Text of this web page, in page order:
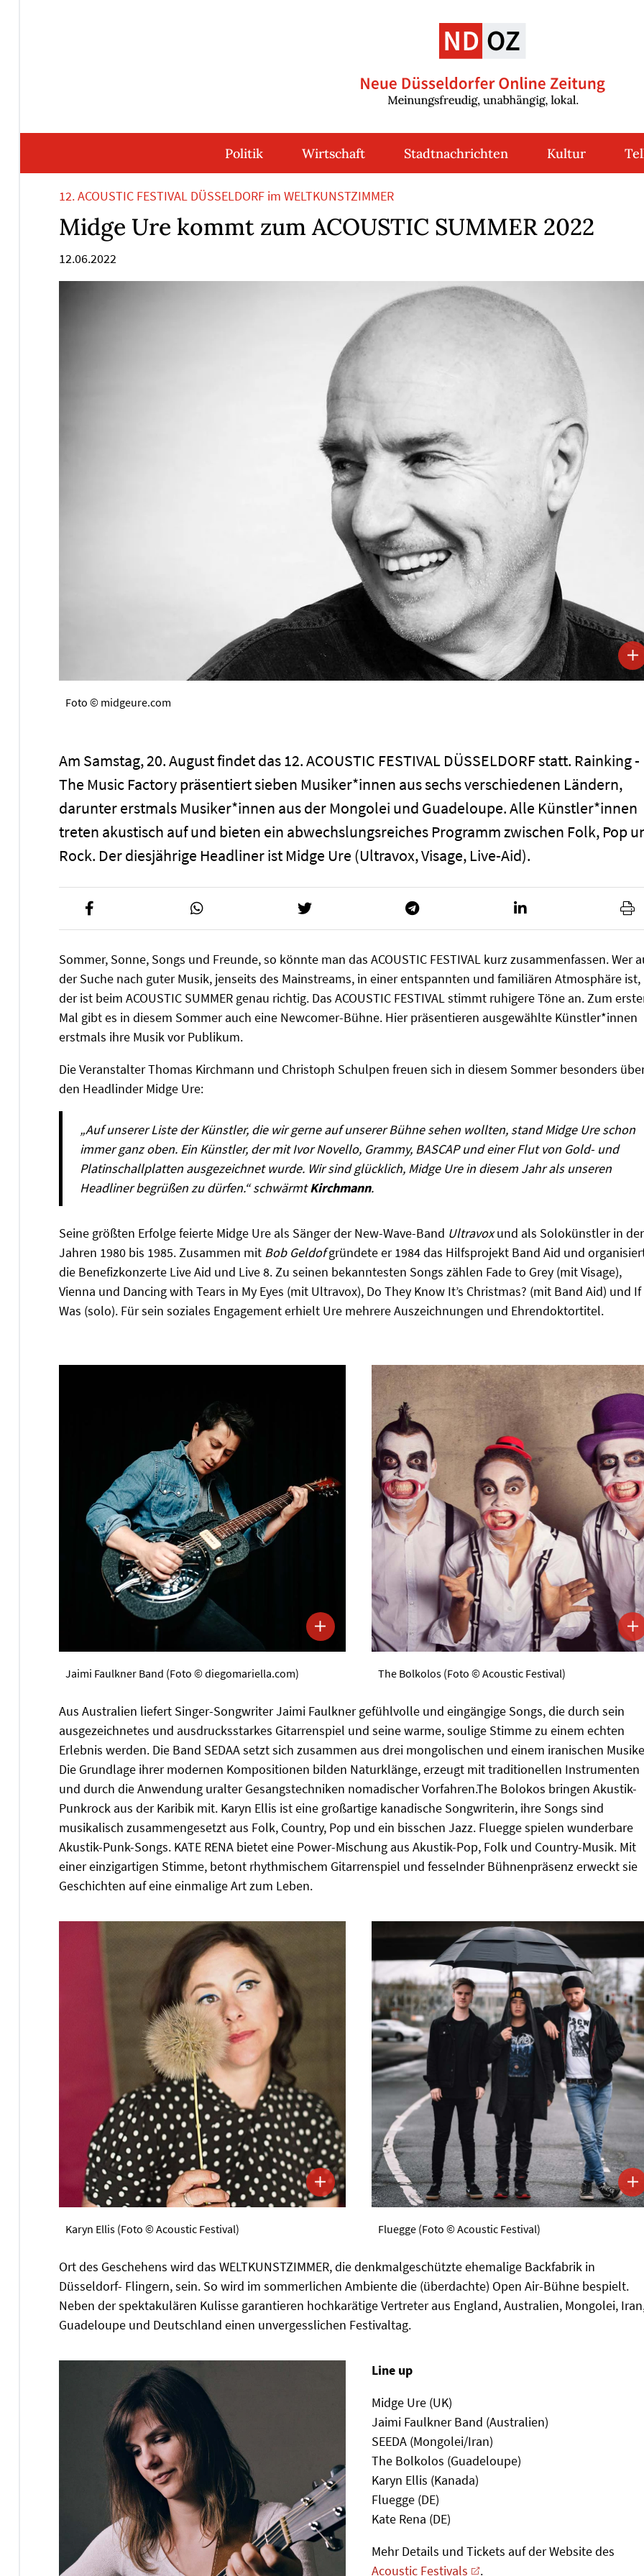
Politik Wirtschaft Stadtnachrichten Kultur
12. ACOUSTIC FESTIVAL DÜSSELDORF im WELTKUNSTZIMMER
Midge Ure kommt zum ACOUSTIC SUMMER 2022
12.06.2022
Foto © midgeure.com
Am Samstag, 20. August findet das 12. ACOUSTIC FESTIVAL DÜSSELDORF statt. Rainking -
The Music Factory präsentiert sieben Musiker*innen aus sechs verschiedenen Ländern,
darunter erstmals Musiker*innen aus der Mongolei und Guadeloupe. Alle Künstler*innen
treten akustisch auf und bieten ein abwechslungsreiches Programm zwischen Folk, Pop
Rock. Der diesjährige Headliner ist Midge Ure (Ultravox, Visage, Live-Aid).
Sommer, Sonne, Songs und Freunde, so könnte man das ACOUSTIC FESTIVAL kurz zusammenfassen. Wer
der Suche nach guter Musik, jenseits des Mainstreams, in einer entspannten und familiären Atmosphäre ist,
der ist beim ACOUSTIC SUMMER genau richtig. Das ACOUSTIC FESTIVAL stimmt ruhigere Töne an. Zum
Mal gibt es in diesem Sommer auch eine Newcomer-Bühne. Hier präsentieren ausgewählte Künstler*innen
erstmals ihre Musik vor Publikum.
Die Veranstalter Thomas Kirchmann und Christoph Schulpen freuen sich in diesem Sommer besonders
den Headlinder Midge Ure:
„Auf unserer Liste der Künstler, die wir gerne auf unserer Bühne sehen wollten, stand Midge Ure schon
immer ganz oben. Ein Künstler, der mit Ivor Novello, Grammy, BASCAP und einer Flut von Gold- und
Platinschallplatten ausgezeichnet wurde. Wir sind glücklich, Midge Ure in diesem Jahr als unseren
Headliner begrüßen zu dürfen.“ schwärmtKirchmann.
Seine größten Erfolge feierte Midge Ure als Sänger der New-Wave-Band Ultravoxund als Solokünstler in
Jahren 1980 bis 1985. Zusammen mit Bob Geldofgründete er 1984 das Hilfsprojekt Band Aid und
die Benefizkonzerte Live Aid und Live 8. Zu seinen bekanntesten Songs zählen Fade to Grey (mit Visage),
Vienna und Dancing with Tears in My Eyes (mit Ultravox), Do They Know It’s Christmas? (mit Band Aid) und If
Was (solo). Für sein soziales Engagement erhielt Ure mehrere Auszeichnungen und Ehrendoktortitel.
Jaimi Faulkner Band (Foto © diegomariella.com) The Bolkolos (Foto © Acoustic Festival)
Aus Australien liefert Singer-Songwriter Jaimi Faulkner gefühlvolle und eingängige Songs, die durch sein
ausgezeichnetes und ausdrucksstarkes Gitarrenspiel und seine warme, soulige Stimme zu einem echten
Erlebnis werden. Die Band SEDAA setzt sich zusammen aus drei mongolischen und einem iranischen
Die Grundlage ihrer modernen Kompositionen bilden Naturklänge, erzeugt mit traditionellen Instrumenten
und durch die Anwendung uralter Gesangstechniken nomadischer Vorfahren.The Bolokos bringen Akustik-
Punkrock aus der Karibik mit. Karyn Ellis ist eine großartige kanadische Songwriterin, ihre Songs sind
musikalisch zusammengesetzt aus Folk, Country, Pop und ein bisschen Jazz. Fluegge spielen wunderbare
Akustik-Punk-Songs. KATE RENA bietet eine Power-Mischung aus Akustik-Pop, Folk und Country-Musik. Mit
einer einzigartigen Stimme, betont rhythmischem Gitarrenspiel und fesselnder Bühnenpräsenz erweckt sie
Geschichten auf eine einmalige Art zum Leben.
Karyn Ellis (Foto © Acoustic Festival) Fluegge (Foto © Acoustic Festival)
Ort des Geschehens wird das WELTKUNSTZIMMER, die denkmalgeschützte ehemalige Backfabrik in
Düsseldorf- Flingern, sein. So wird im sommerlichen Ambiente die (überdachte) Open Air-Bühne bespielt.
Neben der spektakulären Kulisse garantieren hochkarätige Vertreter aus England, Australien, Mongolei,
Guadeloupe und Deutschland einen unvergesslichen Festivaltag.
Line up
Midge Ure (UK)
Jaimi Faulkner Band (Australien)
SEEDA (Mongolei/Iran)
The Bolkolos (Guadeloupe)
Karyn Ellis (Kanada)
Fluegge (DE)
Kate Rena (DE)
Mehr Details und Tickets auf der Website des
Acoustic Festivals
.